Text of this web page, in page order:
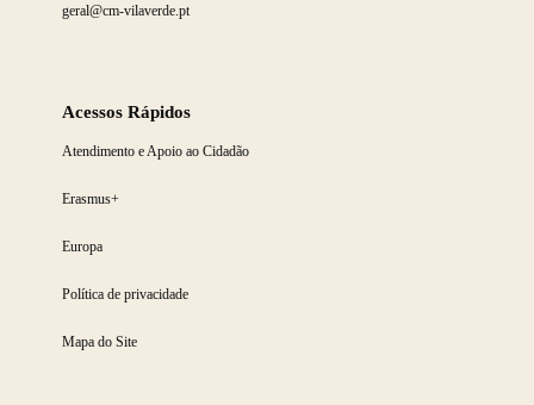
geral@cm-vilaverde.pt
Acessos Rápidos
Atendimento e Apoio ao Cidadão
Erasmus+
Europa
Política de privacidade
Mapa do Site